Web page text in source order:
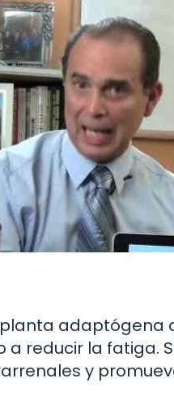
planta
reducir la fatiga.
y